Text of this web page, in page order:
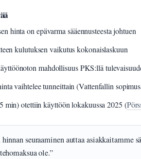
hinta on epävarma sääennusteesta johtuen
kulutuksen vaikutus kokonaislaskuun
mahdollisuus PKS:llä
vaihtelee tunneittain (Vattenfallin
min) otettiin käyttöön lokakuussa 2025 (
hinnan seuraaminen auttaa asiakkaitamme
ole.”